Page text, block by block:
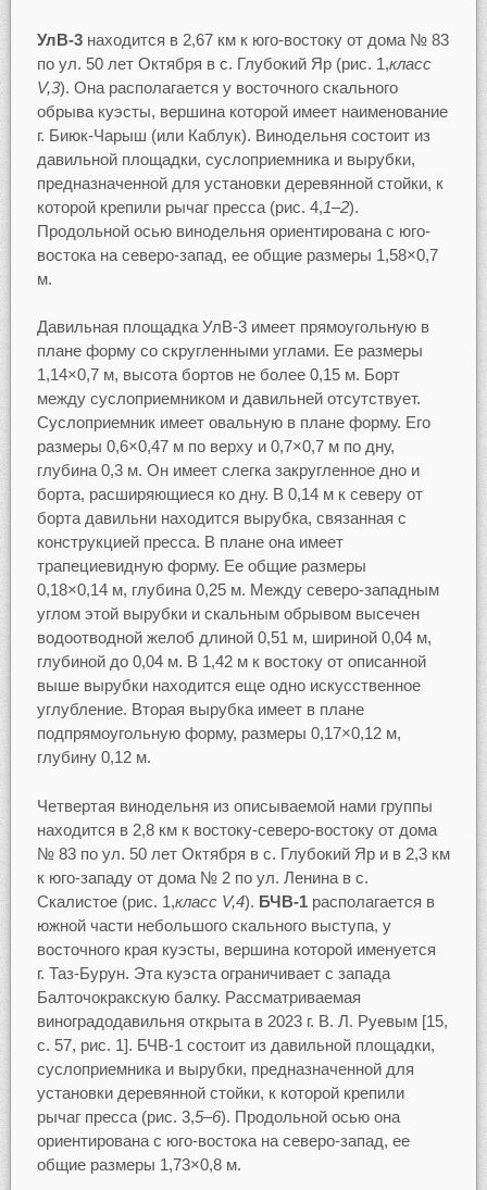
УлВ-3находится в 2,67 км к юго-востоку от дома № 83
по ул. 50 лет Октября в с. Глубокий Яр (рис. 1,класс
V,3). Она располагается у восточного скального
обрыва куэсты, вершина которой имеет наименование
г. Биюк-Чарыш (или Каблук). Винодельня состоит из
давильной площадки, суслоприемника и вырубки,
предназначенной для установки деревянной стойки, к
которой крепили рычаг пресса (рис. 4,1–2).
Продольной осью винодельня ориентирована с юго-
востока на северо-запад, ее общие размеры 1,58×0,7
м.
Давильная площадка УлВ-3 имеет прямоугольную в
плане форму со скругленными углами. Ее размеры
1,14×0,7 м, высота бортов не более 0,15 м. Борт
между суслоприемником и давильней отсутствует.
Суслоприемник имеет овальную в плане форму. Его
размеры 0,6×0,47 м по верху и 0,7×0,7 м по дну,
глубина 0,3 м. Он имеет слегка закругленное дно и
борта, расширяющиеся ко дну. В 0,14 м к северу от
борта давильни находится вырубка, связанная с
конструкцией пресса. В плане она имеет
трапециевидную форму. Ее общие размеры
0,18×0,14 м, глубина 0,25 м. Между северо-западным
углом этой вырубки и скальным обрывом высечен
водоотводной желоб длиной 0,51 м, шириной 0,04 м,
глубиной до 0,04 м. В 1,42 м к востоку от описанной
выше вырубки находится еще одно искусственное
углубление. Вторая вырубка имеет в плане
подпрямоугольную форму, размеры 0,17×0,12 м,
глубину 0,12 м.
Четвертая винодельня из описываемой нами группы
находится в 2,8 км к востоку-северо-востоку от дома
№ 83 по ул. 50 лет Октября в с. Глубокий Яр и в 2,3 км
к юго-западу от дома № 2 по ул. Ленина в с.
Скалистое (рис. 1,класс V,4). БЧВ-1располагается в
южной части небольшого скального выступа, у
восточного края куэсты, вершина которой именуется
г. Таз-Бурун. Эта куэста ограничивает с запада
Балточокракскую балку. Рассматриваемая
виноградодавильня открыта в 2023 г. В. Л. Руевым [15,
с. 57, рис. 1]. БЧВ-1 состоит из давильной площадки,
суслоприемника и вырубки, предназначенной для
установки деревянной стойки, к которой крепили
рычаг пресса (рис. 3,5–6). Продольной осью она
ориентирована с юго-востока на северо-запад, ее
общие размеры 1,73×0,8 м.